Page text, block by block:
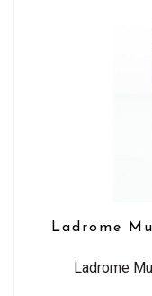
Ladrome
Ladrome